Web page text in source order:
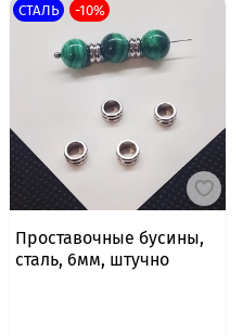
СТАЛЬ -10%
Проставочные бусины,
сталь, 6мм, штучно